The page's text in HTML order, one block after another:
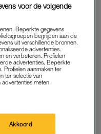
over hem te schrijven,
uit. Er werden ruim 23
staat erom bekend dat
Vóór25zaten haar
van 'Vogue'
heeft het niet meer
voor de volgende
Beperkte gegevens
begrijpen aan de
uit verschillende bronnen.
advertenties.
en verbeteren. Profielen
advertenties. Beperkte
Profielen aanmaken ter
ter selectie van
meten.
Akkoord